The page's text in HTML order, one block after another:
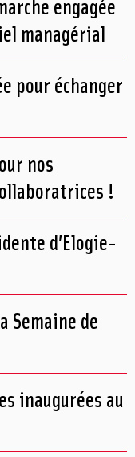
engagée
managérial
pour échanger
nos
!
d’Elogie-
Semaine de
inaugurées au